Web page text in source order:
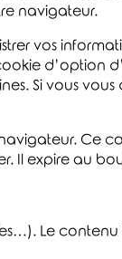
navigateur.
vos
d’option
Si vous
Ce
Il expire au
Le